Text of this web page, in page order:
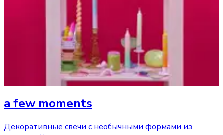
a few moments
Декоративные свечи с необычными формами из